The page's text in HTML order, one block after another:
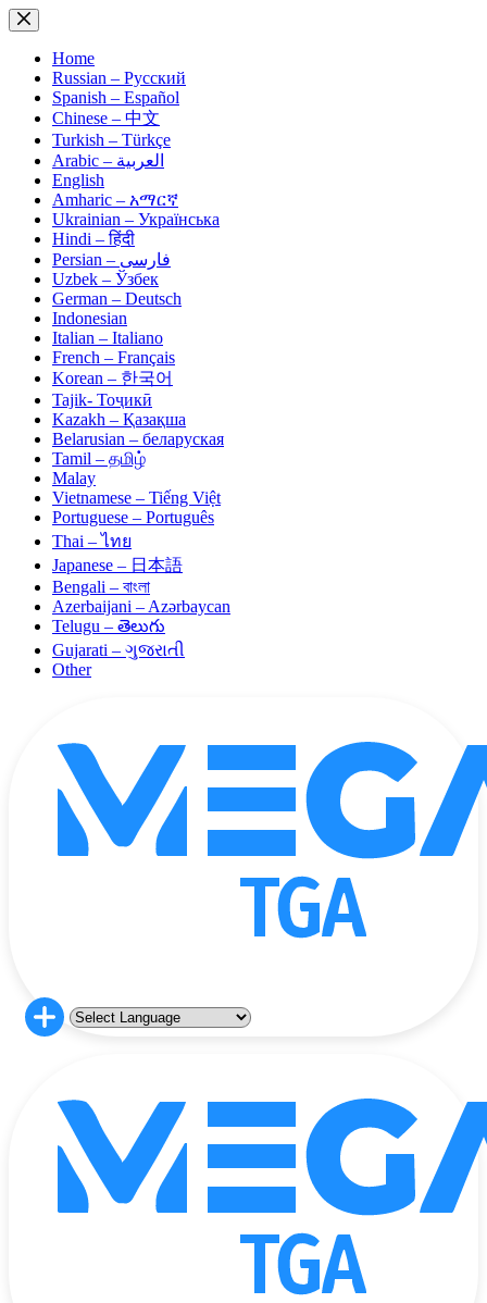
Skip
to
contentHome
Russian – Русский
Spanish – Español
Chinese – 中文
Turkish – Türkçe
Arabic – العربية
English
Amharic – አማርኛ
Ukrainian – Українська
Hindi – हिंदी
Persian – فارسی
Uzbek – Ўзбек
German – Deutsch
Indonesian
Italian – Italiano
French – Français
Korean – 한국어
Tajik- Тоҷикӣ
Kazakh – Қазақша
Belarusian – беларуская
Tamil – தமிழ்
Malay
Vietnamese – Tiếng Việt
Portuguese – Português
Thai – ไทย
Japanese – 日本語
Bengali – বাংলা
Azerbaijani – Azərbaycan
Telugu – తెలుగు
Gujarati – ગુજરાતી
Other